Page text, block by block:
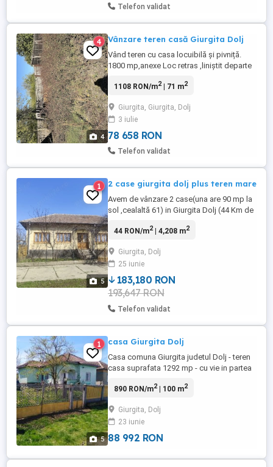
Telefon validat
4
4 Vânzare teren casă Giurgita Dolj
Vând teren cu casa locuibilă și pivniță.
1800 mp,anexe Loc retras ,liniștit departe
Craiova în satul Giurgita,județul Dolj
1108 RON/m2| 71 m2
Giurgita, Giurgita, Dolj
3 iulie
78 658 RON
Telefon validat
5
1 2 case giurgita dolj plus teren mare
Avem de vânzare 2 case(una are 90 mp la
sol ,cealaltă 61) in Giurgita Dolj (44 Km de
plus dependințe(46 mp) Curtea se află la
drum scurt de pământ),are două intrări
Există fântână in curte, curent, apă la
poartă și ...
44 RON/m2| 4,208 m2
Giurgita, Dolj
25 iunie
183,180 RON
193,647 RON
Telefon validat
5
1 casa Giurgita Dolj
Casa comuna Giurgita judetul Dolj - teren
casa suprafata 1292 mp - cu vie in partea
suprafata - gradina teren neimprejmuit in
uri separate Telefon :
890 RON/m2| 100 m2
Giurgita, Dolj
23 iunie
88 992 RON